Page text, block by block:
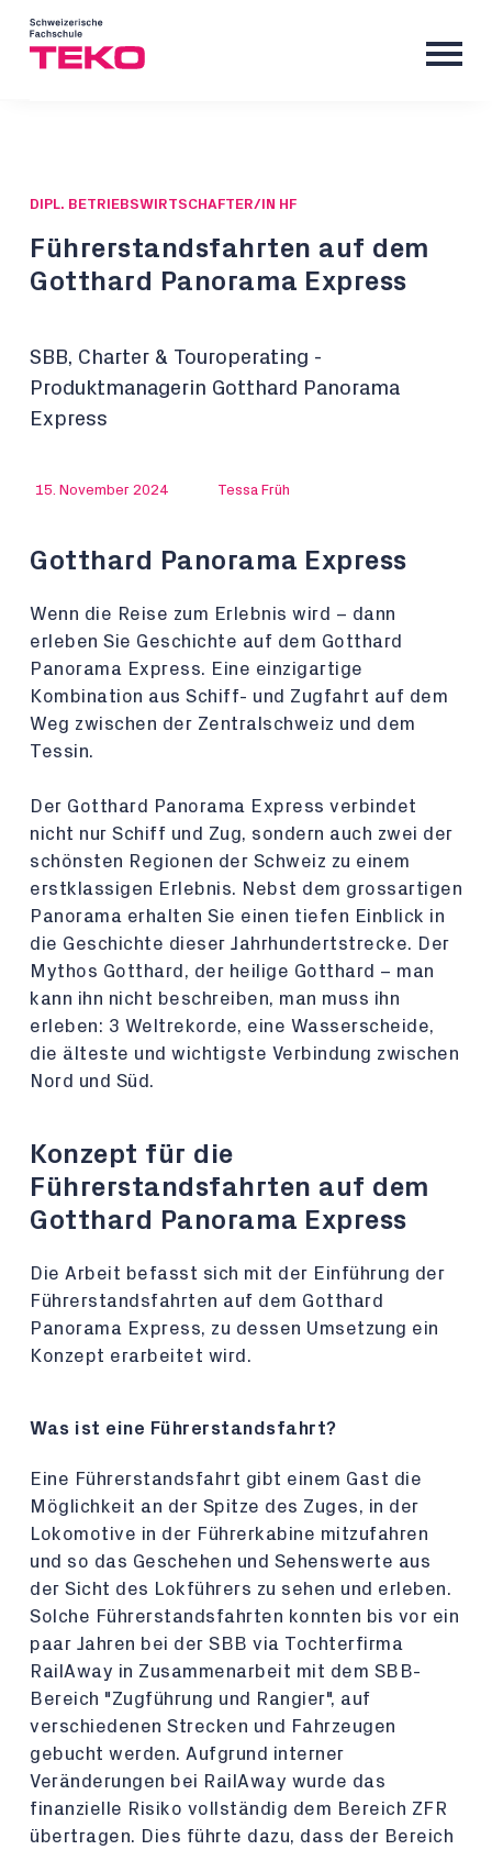
DIPL. BETRIEBSWIRTSCHAFTER/IN HF
Führerstandsfahrten auf dem
Gotthard Panorama Express
SBB, Charter & Touroperating -
Produktmanagerin Gotthard Panorama
Express
15. November 2024 Tessa Früh
Gotthard Panorama Express
Wenn die Reise zum Erlebnis wird – dann
erleben Sie Geschichte auf dem Gotthard
Panorama Express. Eine einzigartige
Kombination aus Schiff- und Zugfahrt auf dem
Weg zwischen der Zentralschweiz und dem
Tessin.
Der Gotthard Panorama Express verbindet
nicht nur Schiff und Zug, sondern auch zwei der
schönsten Regionen der Schweiz zu einem
erstklassigen Erlebnis. Nebst dem grossartigen
Panorama erhalten Sie einen tiefen Einblick in
die Geschichte dieser Jahrhundertstrecke. Der
Mythos Gotthard, der heilige Gotthard – man
kann ihn nicht beschreiben, man muss ihn
erleben: 3 Weltrekorde, eine Wasserscheide,
die älteste und wichtigste Verbindung zwischen
Nord und Süd.
Konzept für die
Führerstandsfahrten auf dem
Gotthard Panorama Express
Die Arbeit befasst sich mit der Einführung der
Führerstandsfahrten auf dem Gotthard
Panorama Express, zu dessen Umsetzung ein
Konzept erarbeitet wird.
Was ist eine Führerstandsfahrt?
Eine Führerstandsfahrt gibt einem Gast die
Möglichkeit an der Spitze des Zuges, in der
Lokomotive in der Führerkabine mitzufahren
und so das Geschehen und Sehenswerte aus
der Sicht des Lokführers zu sehen und erleben.
Solche Führerstandsfahrten konnten bis vor ein
paar Jahren bei der SBB via Tochterfirma
RailAway in Zusammenarbeit mit dem SBB-
Bereich "Zugführung und Rangier", auf
verschiedenen Strecken und Fahrzeugen
gebucht werden. Aufgrund interner
Veränderungen bei RailAway wurde das
finanzielle Risiko vollständig dem Bereich ZFR
übertragen. Dies führte dazu, dass der Bereich